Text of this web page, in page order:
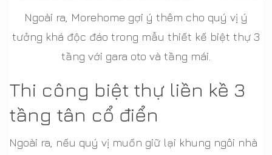
Ngoài ra, Morehome gợi ý thêm cho quý vị ý
tưởng khá độc đáo trong mẫu thiết kế biệt thự 3
tầng với gara oto và tầng mái.
Thi công biệt thự liền kề 3
tầng tân cổ điển
Ngoài ra, nếu quý vị muốn giữ lại khung ngôi nhà